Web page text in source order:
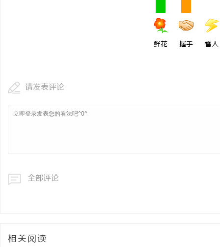
鲜花 握手 雷人
请发表评论
全部评论
相关阅读